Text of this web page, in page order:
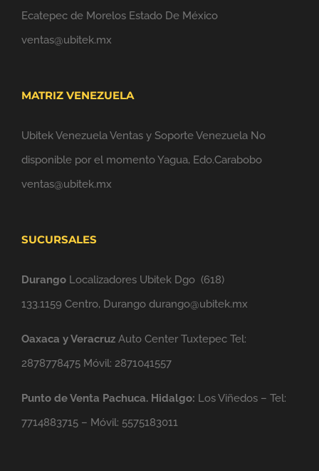
Ecatepec de Morelos Estado De México
ventas@ubitek.mx
MATRIZ VENEZUELA
Ubitek Venezuela Ventas y Soporte Venezuela No
disponible por el momento Yagua, Edo.Carabobo
ventas@ubitek.mx
SUCURSALES
Durango Localizadores Ubitek Dgo (618)
133.1159 Centro, Durango durango@ubitek.mx
Oaxaca y Veracruz Auto Center Tuxtepec Tel:
2878778475 Móvil: 2871041557
Punto de Venta Pachuca. Hidalgo: Los Viñedos – Tel:
7714883715 – Móvil: 5575183011